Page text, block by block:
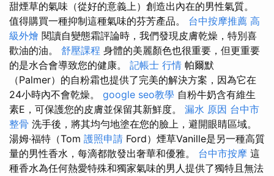
甜煙草的氣味（從好的意義上）創造出內在的男性氣質。
值得購買一種抑制這種氣味的芬芳產品。 台中按摩推薦 高
級外燴 閱讀自變態霜評論時，我們發現皮膚乾燥，特別喜
歡油的油。 舒壓課程 身體的美麗顏色也很重要，但更重要
的是水合會導致您的健康。 記帳士 行情 帕爾默
（Palmer）的自粉霜也提供了完美的解決方案，因為它在
24小時內不會乾燥。 google seo教學 自粉牛奶含有維生
素E，可保護您的皮膚並保留其新鮮度。 漏水 原因 台中市
整骨 洗手後，將其均勻地塗在您的臉上，避開眼睛區域。
湯姆·福特（Tom 護照申請 Ford）煙草Vanille是另一種高質
量的男性香水，每滴都散發出奢華和優雅。 台中市按摩 這
種香水為任何熱愛特殊和獨家氣味的男人提供了獨特且無法